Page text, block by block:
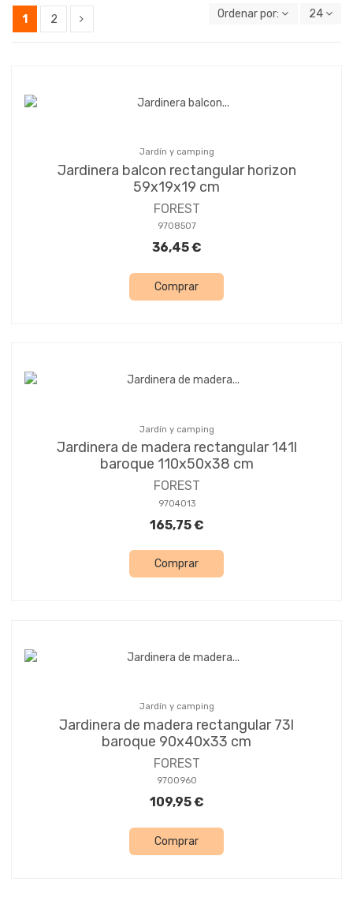
1 2 Ordenar por: 24
Jardín y camping
Jardinera balcon rectangular horizon
59x19x19 cm
FOREST
9708507
36,45 €
Comprar
Jardín y camping
Jardinera de madera rectangular 141l
baroque 110x50x38 cm
FOREST
9704013
165,75 €
Comprar
Jardín y camping
Jardinera de madera rectangular 73l
baroque 90x40x33 cm
FOREST
9700960
109,95 €
Comprar